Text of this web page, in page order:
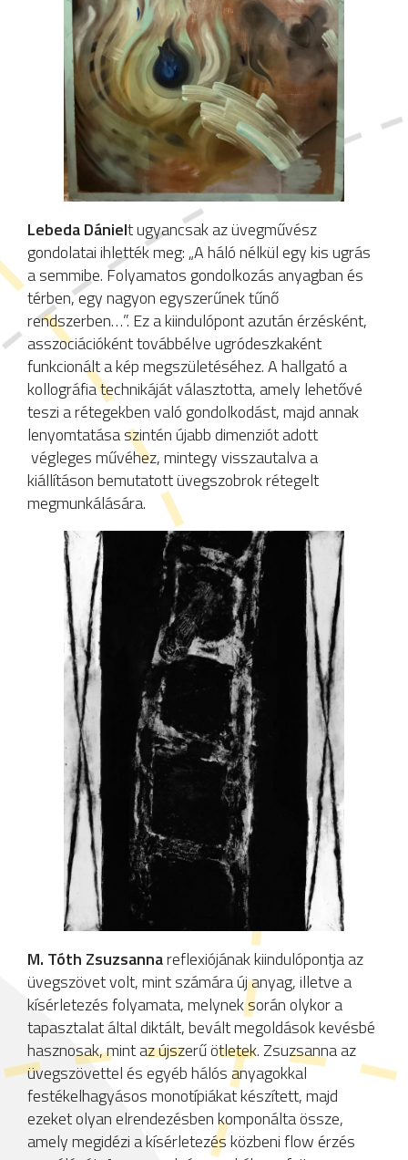
Lebeda Dánielt ugyancsak az üvegművész
gondolatai ihlették meg: „A háló nélkül egy kis ugrás
a semmibe. Folyamatos gondolkozás anyagban és
térben, egy nagyon egyszerűnek tűnő
rendszerben…”. Ez a kiindulópont azután érzésként,
asszociációként továbbélve ugródeszkaként
funkcionált a kép megszületéséhez. A hallgató a
kollográfia technikáját választotta, amely lehetővé
teszi a rétegekben való gondolkodást, majd annak
lenyomtatása szintén újabb dimenziót adott
végleges művéhez, mintegy visszautalva a
kiállításon bemutatott üvegszobrok rétegelt
megmunkálására.
M. Tóth Zsuzsannareflexiójának kiindulópontja az
üvegszövet volt, mint számára új anyag, illetve a
kísérletezés folyamata, melynek során olykor a
tapasztalat által diktált, bevált megoldások kevésbé
hasznosak, mint az újszerű ötletek. Zsuzsanna az
üvegszövettel és egyéb hálós anyagokkal
festékelhagyásos monotípiákat készített, majd
ezeket olyan elrendezésben komponálta össze,
amely megidézi a kísérletezés közbeni flow érzés